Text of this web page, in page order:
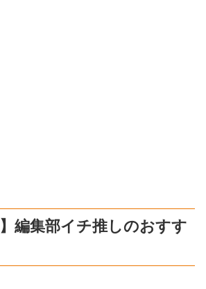
】編集部イチ推しのおすす